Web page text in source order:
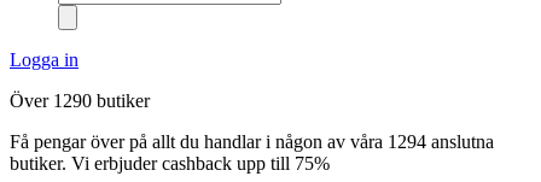
Logga in
Över 1290 butiker
Få pengar över på allt du handlar i någon av våra 1294 anslutna
butiker. Vi erbjuder cashback upp till 75%